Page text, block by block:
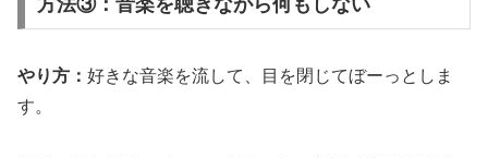
方法③：音楽を聴きながら何もしない
やり方： 好きな音楽を流して、目を閉じてぼーっとしま
す。